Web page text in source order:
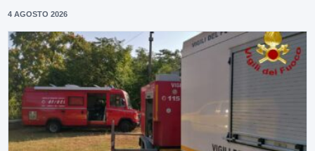
4 AGOSTO 2026